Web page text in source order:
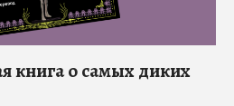
книга о самых диких